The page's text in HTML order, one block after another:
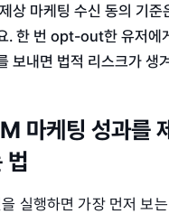
상 마케팅 수신 동의 기준
. 한 번 opt-out한 유저에
보내면 법적 리스크가 생
마케팅 성과를
법
실행하면 가장 먼저 보